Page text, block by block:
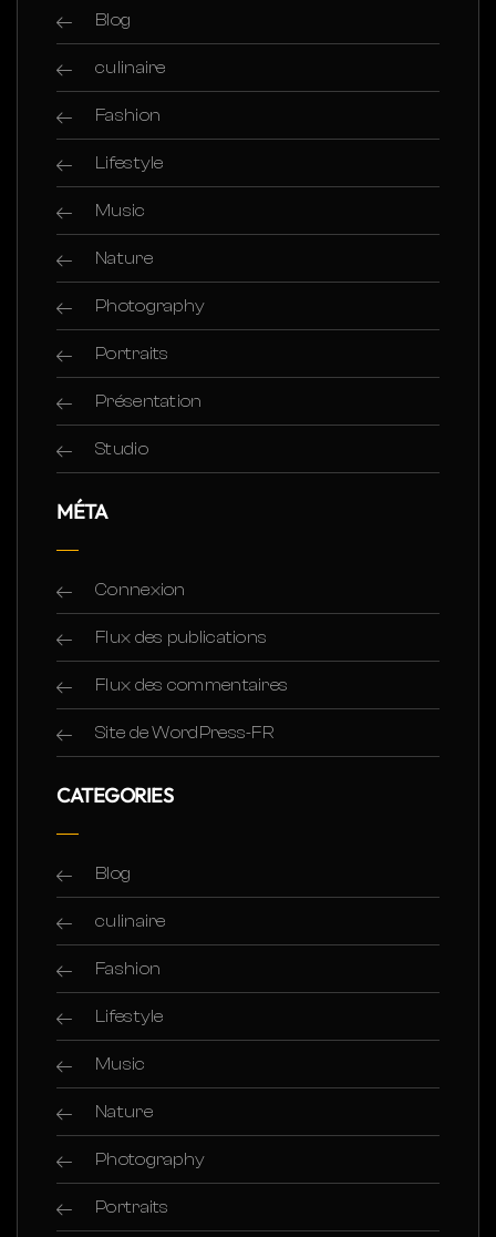
Blog
culinaire
Fashion
Lifestyle
Music
Nature
Photography
Portraits
Présentation
Studio
MÉTA
Connexion
Flux des publications
Flux des commentaires
Site de WordPress-FR
CATEGORIES
Blog
culinaire
Fashion
Lifestyle
Music
Nature
Photography
Portraits